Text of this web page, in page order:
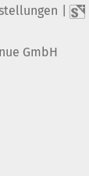
GmbH